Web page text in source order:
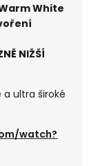
White
NIŽŠÍ
a ultra široké
watch?